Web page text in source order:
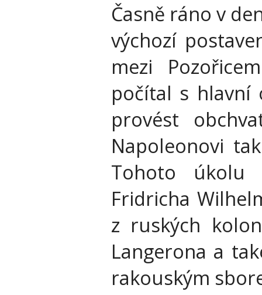
Časně ráno v
výchozí
mezi
počítal s hlavní
provést
Napoleonovi
Tohoto úkolu
Fridricha
z ruských
Langerona a
rakouským